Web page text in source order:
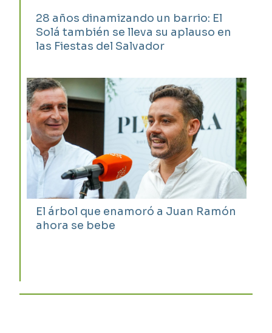
28 años dinamizando un barrio: El
Solá también se lleva su aplauso en
las Fiestas del Salvador
El árbol que enamoró a Juan Ramón
ahora se bebe